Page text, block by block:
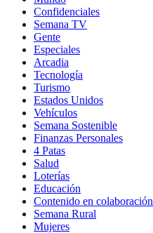
Confidenciales
Semana TV
Gente
Especiales
Arcadia
Tecnología
Turismo
Estados Unidos
Vehículos
Semana Sostenible
Finanzas Personales
4 Patas
Salud
Loterías
Educación
Contenido en colaboración
Semana Rural
Mujeres